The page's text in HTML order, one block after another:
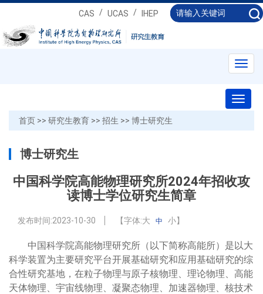
CAS / UCAS / IHEP
Toggle
首页 >> 研究生教育 >> 招生 >> 博士研究生
博士研究生
中国科学院高能物理研究所2024年招收攻
读博士学位研究生简章
发布时间:2023-10-30 【字体:大 中 小】
中国科学院高能物理研究所（以下简称高能所）是以大
科学装置为主要研究平台开展基础研究和应用基础研究的综
合性研究基地，在粒子物理与原子核物理、理论物理、高能
天体物理、宇宙线物理、凝聚态物理、加速器物理、核技术